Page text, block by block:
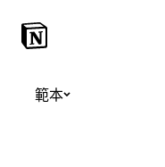
範本